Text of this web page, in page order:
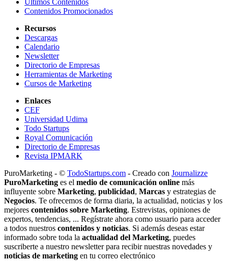
Últimos Contenidos
Contenidos Promocionados
Recursos
Descargas
Calendario
Newsletter
Directorio de Empresas
Herramientas de Marketing
Cursos de Marketing
Enlaces
CEF
Universidad Udima
Todo Startups
Royal Comunicación
Directorio de Empresas
Revista IPMARK
PuroMarketing - © TodoStartups.com - Creado con Journalizze
PuroMarketing es el medio de comunicación online más
influyente sobre Marketing, publicidad, Marcas y estrategias de
Negocios. Te ofrecemos de forma diaria, la actualidad, noticias y los
mejores contenidos sobre Marketing. Estrevistas, opiniones de
expertos, tendencias, ... Regístrate ahora como usuario para acceder
a todos nuestros contenidos y noticias. Si además deseas estar
informado sobre toda la actualidad del Marketing, puedes
suscriberte a nuestro newsletter para recibir nuestras novedades y
noticias de marketing en tu correo electrónico